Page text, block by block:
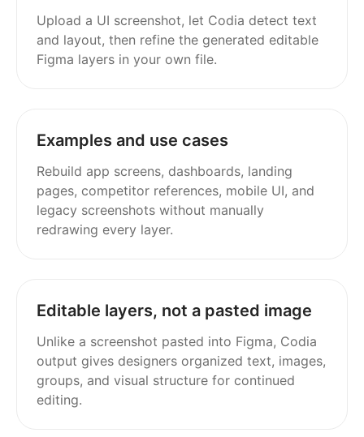
Upload a UI screenshot, let Codia detect text
and layout, then refine the generated editable
Figma layers in your own file.
Examples and use cases
Rebuild app screens, dashboards, landing
pages, competitor references, mobile UI, and
legacy screenshots without manually
redrawing every layer.
Editable layers, not a pasted image
Unlike a screenshot pasted into Figma, Codia
output gives designers organized text, images,
groups, and visual structure for continued
editing.